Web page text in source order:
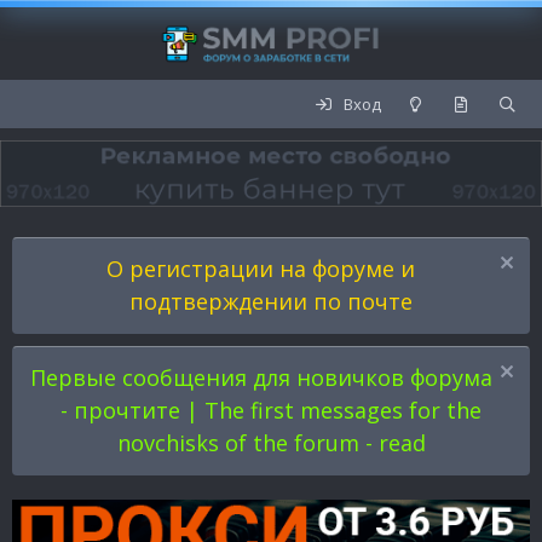
Вход
О регистрации на форуме и
подтверждении по почте
Первые сообщения для новичков форума
- прочтите | The first messages for the
novchisks of the forum - read